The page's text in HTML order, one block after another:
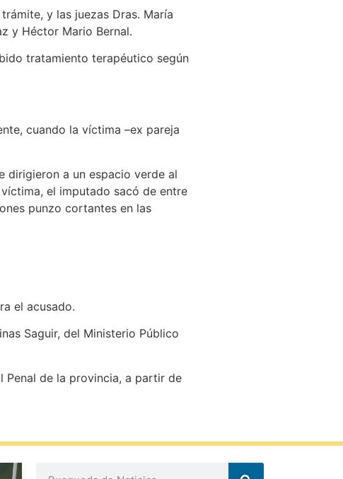
y las juezas Dras. María
y Héctor Mario Bernal.
tratamiento terapéutico según
cuando la víctima –ex pareja
dirigieron a un espacio verde al
el imputado sacó de entre
punzo cortantes en las
el acusado.
Saguir, del Ministerio Público
Penal de la provincia, a partir de